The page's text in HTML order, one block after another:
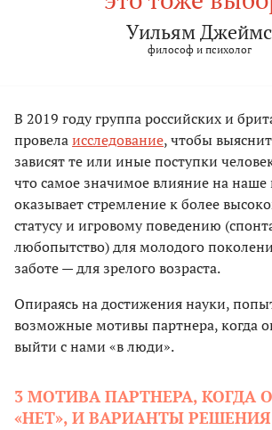
Уильям Джеймс
философ и психолог
В 2019 году группа российских и
провелаисследование, чтобы
зависят те или иные поступки
что самое значимое влияние на наше
оказывает стремление к более
статусу и игровому поведению
любопытство) для молодого
заботе — для зрелого возраста.
Опираясь на достижения науки,
возможные мотивы партнера, когда
выйти с нами «в люди».
3 МОТИВА ПАРТНЕРА, КОГДА
«НЕТ», И ВАРИАНТЫ РЕШЕНИЯ